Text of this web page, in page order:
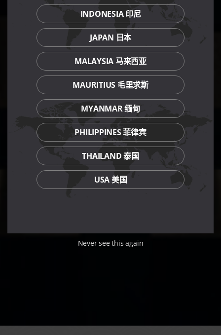
INDONESIA 印尼
JAPAN 日本
MALAYSIA 马来西亚
MAURITIUS 毛里求斯
MYANMAR 缅甸
PHILIPPINES 菲律宾
THAILAND 泰国
USA 美国
Never see this again